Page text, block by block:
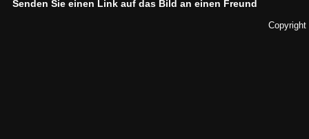
Senden Sie einen Link auf das Bild an einen Freund